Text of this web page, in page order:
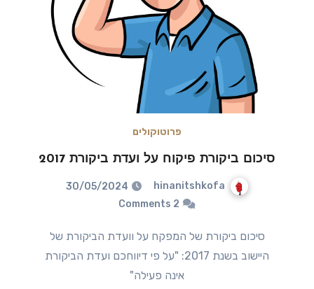
פרוטוקולים
סיכום ביקורת פיקוח על ועדת ביקורת 2017
hinanitshkofa
30/05/2024
2 Comments
סיכום ביקורת של המפקח על וועדת הביקורת של
היישוב בשנת 2017: "על פי דיווחכם ועדת הביקורת
אינה פעילה"